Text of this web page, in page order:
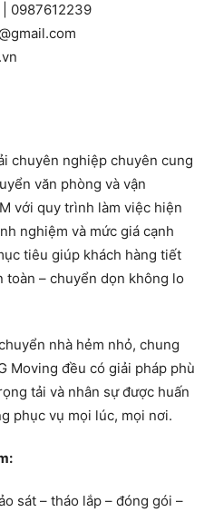
0987612239
chuyên nghiệp chuyên cung
văn phòng và vận
với quy trình làm việc hiện
nghiệm và mức giá cạnh
tiêu giúp khách hàng tiết
toàn – chuyển dọn không lo
nhà hẻm nhỏ, chung
Moving đều có giải pháp phù
tải và nhân sự được huấn
phục vụ mọi lúc, mọi nơi.
sát – tháo lắp – đóng gói –